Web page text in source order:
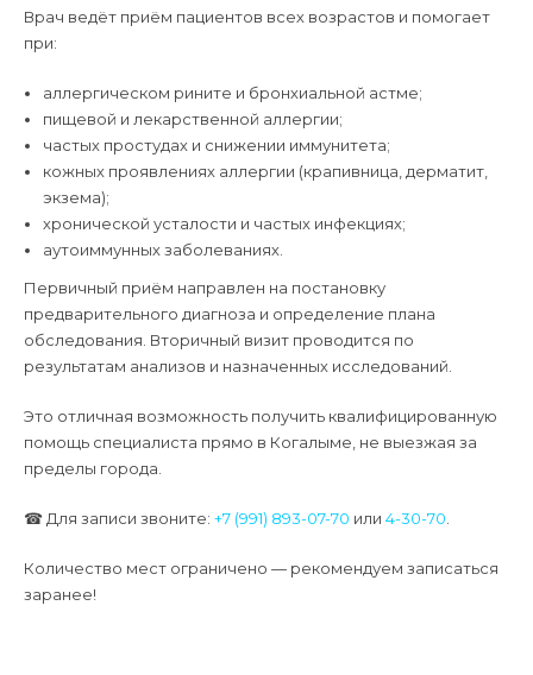
Врач ведёт приём пациентов всех возрастов и помогает
при:
аллергическом рините и бронхиальной астме;
пищевой и лекарственной аллергии;
частых простудах и снижении иммунитета;
кожных проявлениях аллергии (крапивница, дерматит,
экзема);
хронической усталости и частых инфекциях;
аутоиммунных заболеваниях.
Первичный приём направлен на постановку
предварительного диагноза и определение плана
обследования. Вторичный визит проводится по
результатам анализов и назначенных исследований.
Это отличная возможность получить квалифицированную
помощь специалиста прямо в Когалыме, не выезжая за
пределы города.
☎ Для записи звоните: +7 (991) 893-07-70 или 4-30-70
Количество мест ограничено — рекомендуем записаться
заранее!